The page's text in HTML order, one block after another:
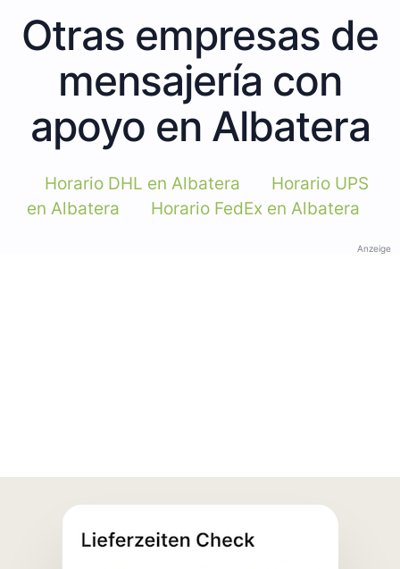
Otras empresas de
mensajería con
apoyo en Albatera
Horario DHL en Albatera
Horario UPS
en Albatera
Horario FedEx en Albatera
Anzeige